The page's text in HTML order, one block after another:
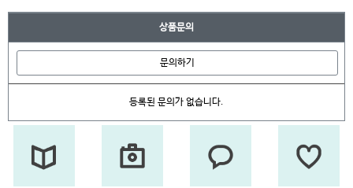
상품문의
문의하기
등록된 문의가 없습니다.